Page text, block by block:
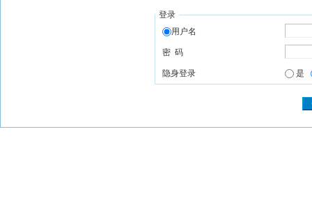
登录
用户名
密 码
隐身登录 是